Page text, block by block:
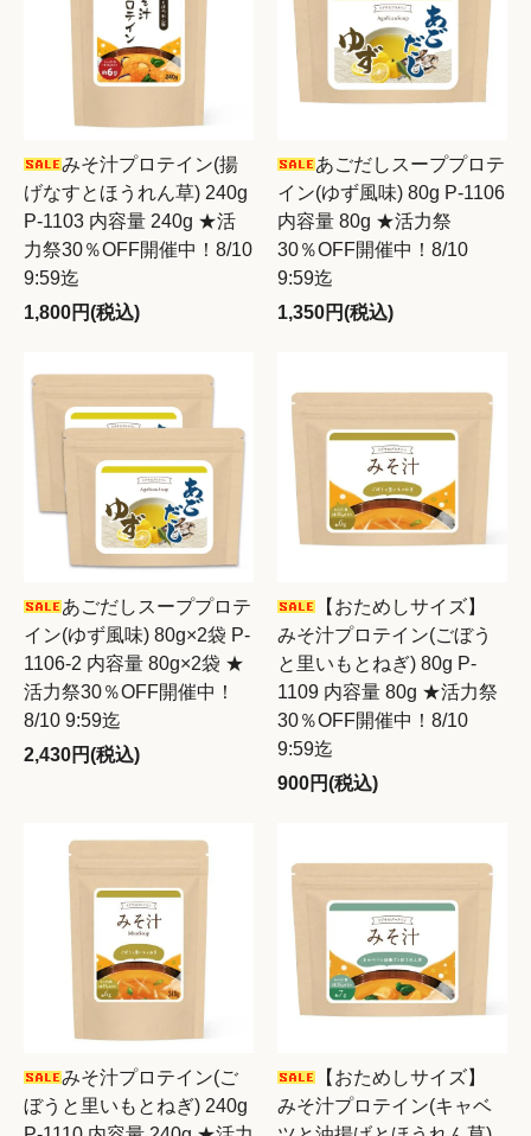
みそ汁プロテイン(揚
げなすとほうれん草) 240g
P-1103 内容量 240g ★活
力祭30％OFF開催中！8/10
9:59迄
1,800円(税込)
あごだしスーププロテ
イン(ゆず風味) 80g P-1106
内容量 80g ★活力祭
30％OFF開催中！8/10
9:59迄
1,350円(税込)
あごだしスーププロテ
イン(ゆず風味) 80g×2袋 P-
1106-2 内容量 80g×2袋 ★
活力祭30％OFF開催中！
8/10 9:59迄
2,430円(税込)
【おためしサイズ】
みそ汁プロテイン(ごぼう
と里いもとねぎ) 80g P-
1109 内容量 80g ★活力祭
30％OFF開催中！8/10
9:59迄
900円(税込)
みそ汁プロテイン(ご
ぼうと里いもとねぎ) 240g
【おためしサイズ】
みそ汁プロテイン(キャベ